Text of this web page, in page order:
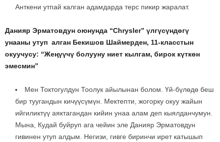
Анткени утпай калган адамдарда терс пикир жаралат.
Данияр Эрматовдун оюнунда “Chrysler” үлгүсүндөгү
унааны утуп алган Бекишов Шаймерден, 11-класстын
окуучусу: “Жеңүүчү болууну ниет кылгам, бирок күткөн
эмесмин”
Мен Токтогулдун Тоолук айылынан болом. Үй-бүлөдө беш
бир туугандын кичүүсүмүн. Мектепти, жогорку окуу жайын
ийгиликтүү аяктагандан кийин унаа алам деп кыялданчумун.
Мына, Кудай буйруп ага чейин эле Данияр Эрматовдун
гивинен утуп алдым. Негизи, гивге биринчи ирет катышып